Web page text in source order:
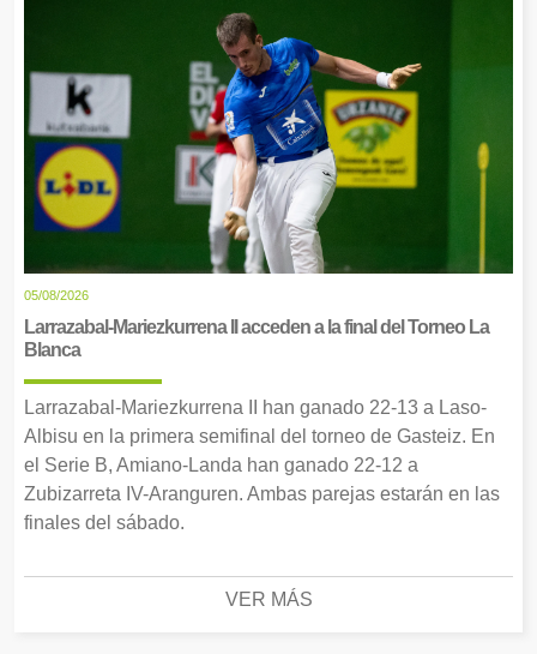
05/08/2026
Larrazabal-Mariezkurrena II acceden a la final del Torneo La
Blanca
Larrazabal-Mariezkurrena II han ganado 22-13 a Laso-
Albisu en la primera semifinal del torneo de Gasteiz. En
el Serie B, Amiano-Landa han ganado 22-12 a
Zubizarreta IV-Aranguren. Ambas parejas estarán en las
finales del sábado.
VER MÁS